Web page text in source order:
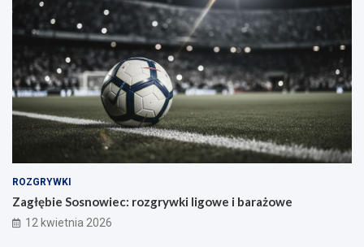
ROZGRYWKI
Zagłębie Sosnowiec: rozgrywki ligowe i barażowe
12 kwietnia 2026